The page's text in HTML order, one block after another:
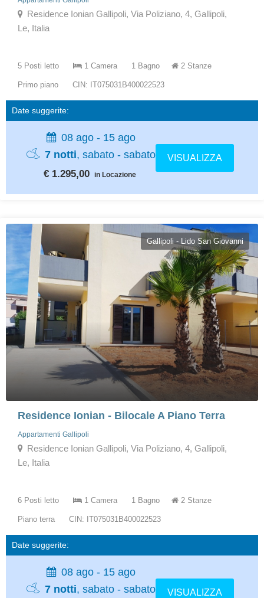
Residence Ionian Gallipoli, Via Poliziano, 4, Gallipoli,
Le, Italia
5 Posti letto 1 Camera 1 Bagno 2 Stanze
Primo piano CIN: IT075031B400022523
Date suggerite:
08 ago - 15 ago
7 notti, sabato - sabato
€ 1.295,00 in Locazione
VISUALIZZA
Gallipoli - Lido San Giovanni
Residence Ionian - Bilocale A Piano Terra
Appartamenti Gallipoli
Residence Ionian Gallipoli, Via Poliziano, 4, Gallipoli,
Le, Italia
6 Posti letto 1 Camera 1 Bagno 2 Stanze
Piano terra CIN: IT075031B400022523
Date suggerite:
08 ago - 15 ago
7 notti, sabato - sabato VISUALIZZA